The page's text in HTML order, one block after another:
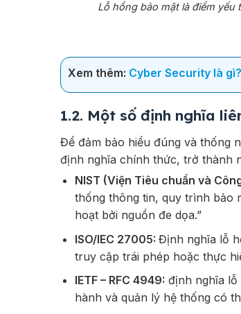
Lỗ hổng bảo mật là điểm
Xem thêm: Cyber Security là
1.2. Một số định nghĩa
Để đảm bảo hiểu đúng và thống
định nghĩa chính thức, trở thành
NIST (Viện Tiêu chuẩn và
thống thông tin, quy trình bảo
hoạt bởi nguồn đe dọa.”
ISO/IEC 27005: Định nghĩa lỗ
truy cập trái phép hoặc thực
IETF – RFC 4949: định nghĩa lỗ
hành và quản lý hệ thống có